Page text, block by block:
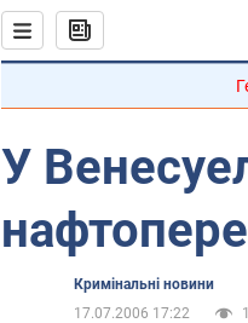
У
Кримінальні новини
17.07.2006 17:22